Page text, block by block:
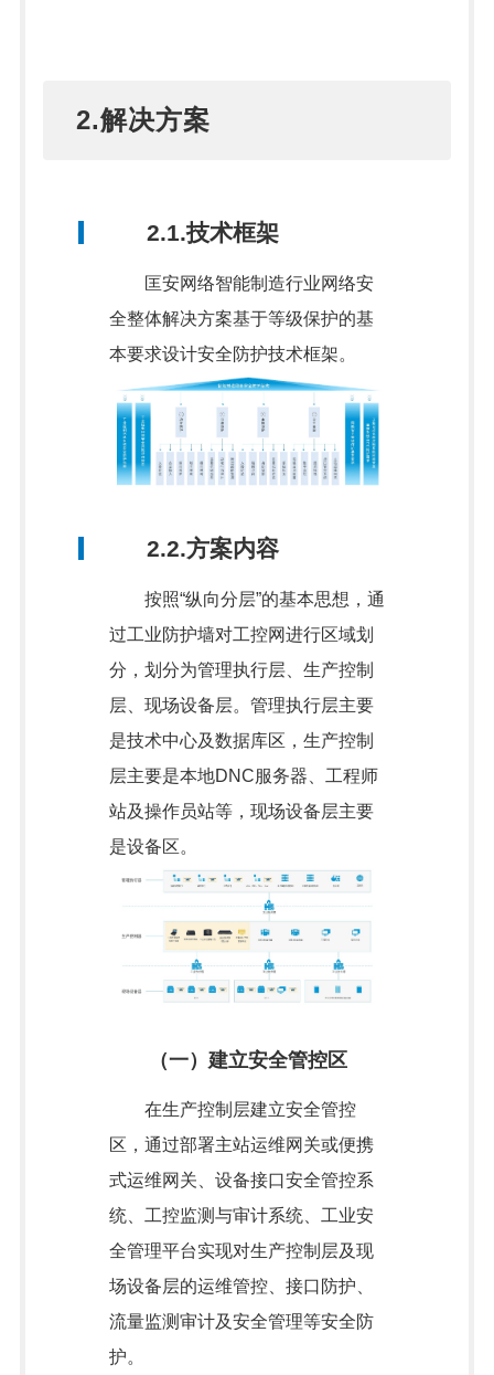
2.解决方案
2.1.技术框架
匡安网络智能制造行业网络安
全整体解决方案基于等级保护的基
本要求设计安全防护技术框架。
2.2.方案内容
按照“纵向分层”的基本思想，通
过工业防护墙对工控网进行区域划
分，划分为管理执行层、生产控制
层、现场设备层。管理执行层主要
是技术中心及数据库区，生产控制
层主要是本地DNC服务器、工程师
站及操作员站等，现场设备层主要
是设备区。
（一）建立安全管控区
在生产控制层建立安全管控
区，通过部署主站运维网关或便携
式运维网关、设备接口安全管控系
统、工控监测与审计系统、工业安
全管理平台实现对生产控制层及现
场设备层的运维管控、接口防护、
流量监测审计及安全管理等安全防
护。